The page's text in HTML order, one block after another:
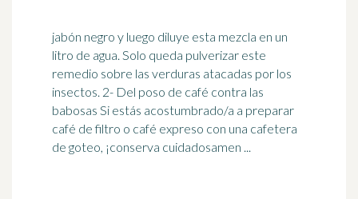
jabón negro y luego diluye esta mezcla en un
litro de agua. Solo queda pulverizar este
remedio sobre las verduras atacadas por los
insectos. 2- Del poso de café contra las
babosas Si estás acostumbrado/a a preparar
café de filtro o café expreso con una cafetera
de goteo, ¡conserva cuidadosamen ...